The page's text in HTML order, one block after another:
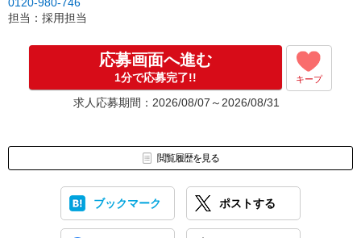
お気軽にご応募ください♪
担当：採用担当
応募画面へ進む
1分で応募完了!! キープ
求人応募期間：2026/08/07～2026/08/31
閲覧履歴を見る
ブックマーク ポストする